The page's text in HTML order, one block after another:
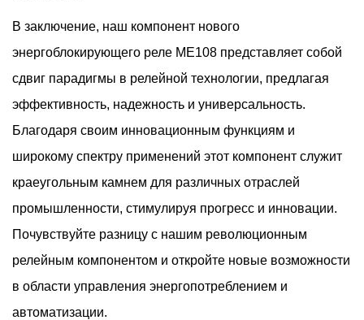
В заключение, наш компонент нового
энергоблокирующего реле ME108 представляет собой
сдвиг парадигмы в релейной технологии, предлагая
эффективность, надежность и универсальность.
Благодаря своим инновационным функциям и
широкому спектру применений этот компонент служит
краеугольным камнем для различных отраслей
промышленности, стимулируя прогресс и инновации.
Почувствуйте разницу с нашим революционным
релейным компонентом и откройте новые возможности
в области управления энергопотреблением и
автоматизации.